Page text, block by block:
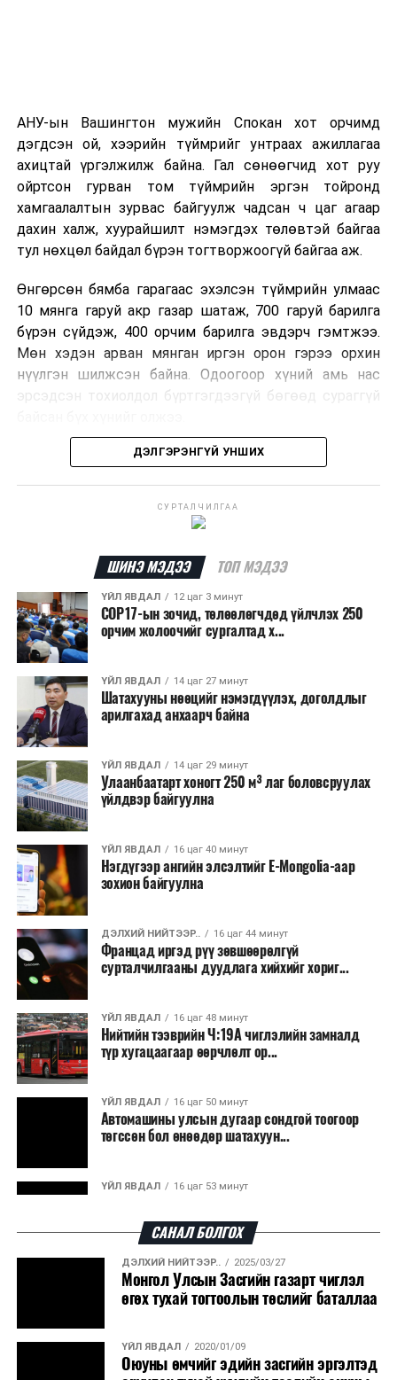
АНУ-ын Вашингтон мужийн Спокан хот орчимд
дэгдсэн ой, хээрийн түймрийг унтраах ажиллагаа
ахицтай үргэлжилж байна. Гал сөнөөгчид хот руу
ойртсон гурван том түймрийн эргэн тойронд
хамгаалалтын зурвас байгуулж чадсан ч цаг агаар
дахин халж, хуурайшилт нэмэгдэх төлөвтэй байгаа
тул нөхцөл байдал бүрэн тогтворжоогүй байгаа аж.
Өнгөрсөн бямба гарагаас эхэлсэн түймрийн улмаас
10 мянга гаруй акр газар шатаж, 700 гаруй барилга
бүрэн сүйдэж, 400 орчим барилга эвдэрч гэмтжээ.
Мөн хэдэн арван мянган иргэн орон гэрээ орхин
нүүлгэн шилжсэн байна. Одоогоор хүний амь нас
эрсэдсэн тохиолдол бүртгэгдээгүй бөгөөд сураггүй
Албаныхны мэдээлснээр түймрийн нэг голомтыг
шатаасан гэх үндэслэлээр эрүүгийн хэрэг үүсгэн
шалтгааныг үргэлжлүүлэн тогтоож байгаа бөгөөд
аянгын улмаас үүсээгүй гэж үзэж байгаа аж.
Одоогоор АНУ даяар 13 мужид 90 гаруй томоохон ой,
хээрийн түймэр идэвхтэй үргэлжилж байгаагийн
талаас илүү нь Орегон болон Вашингтон мужид
бүртгэгдсэн байна. Цаг уурын байгууллагууд ойрын
өдрүүдэд агаарын температур дахин огцом
нэмэгдэж, хуурайшилт эрчимжих төлөвтэй байгааг
анхааруулсан бөгөөд энэ нь гал унтраах ажиллагаанд
шинэ сорилт учруулж болзошгүйг онцолжээ.
ДЭЛГЭРЭНГҮЙ УНШИХ
СУРТАЛЧИЛГАА
ШИНЭ МЭДЭЭ ТОП МЭДЭЭ
ҮЙЛ ЯВДАЛ 12 цаг 3 минут
COP17-ын зочид, төлөөлөгчдөд үйлчлэх 250
орчим жолоочийг сургалтад х...
ҮЙЛ ЯВДАЛ 14 цаг 27 минут
Шатахууны нөөцийг нэмэгдүүлэх, доголдлыг
арилгахад анхаарч байна
ҮЙЛ ЯВДАЛ 14 цаг 29 минут
Улаанбаатарт хоногт 250 м³ лаг боловсруулах
үйлдвэр байгуулна
ҮЙЛ ЯВДАЛ 16 цаг 40 минут
Нэгдүгээр ангийн элсэлтийг E-Mongolia-аар
зохион байгуулна
ДЭЛХИЙ НИЙТЭЭР.. 16 цаг 44 минут
Францад иргэд рүү зөвшөөрөлгүй
сурталчилгааны дуудлага хийхийг хориг...
ҮЙЛ ЯВДАЛ 16 цаг 48 минут
Нийтийн тээврийн Ч:19А чиглэлийн замналд
түр хугацаагаар өөрчлөлт ор...
ҮЙЛ ЯВДАЛ 16 цаг 50 минут
Автомашины улсын дугаар сондгой тоогоор
төгссөн бол өнөөдөр шатахуун...
ҮЙЛ ЯВДАЛ 16 цаг 53 минут
ДЭЛХИЙ НИЙТЭЭР.. 2026/08/06
“Уралдронзавод” компанийн ерөнхий
захирлын автомашиныг дэлбэлжээ...
ҮЙЛ ЯВДАЛ
Сүхбаатар боомтоор тав хоногт 10 мянга гаруй
САНАЛ БОЛГОХ
ДЭЛХИЙ НИЙТЭЭР.. 2025/03/27
Монгол Улсын Засгийн газарт чиглэл
өгөх тухай тогтоолын төслийг баталлаа
ҮЙЛ ЯВДАЛ 2020/01/09
Оюуны өмчийг эдийн засгийн эргэлтэд